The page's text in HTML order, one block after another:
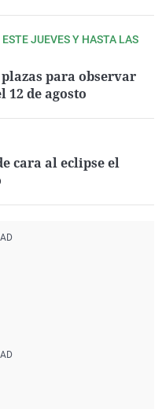
JUEVES Y HASTA LAS
para observar
12 de agosto
cara al eclipse el